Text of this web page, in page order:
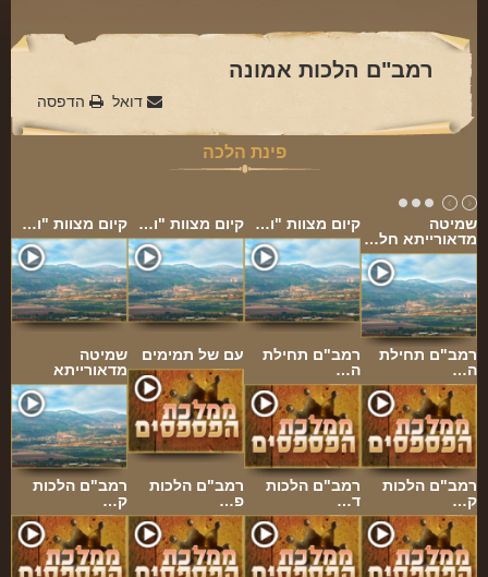
סיפורי הבעל שם טוב
הרב מיכי יוספי
ארכיון
תרומות
שאלות ותשובות
קבלת קהל
חנות ספרים
מאמרים
פרשת השבוע
מעגל השנה
רמב"ם הלכות אמונה
הדפסה דואל
פינת הלכה
קיום מצוות "ו… קיום מצוות "ו… קיום מצוות "ו…
שמיטה
מדאורייתא חל…
שמיטה
מדאורייתא
עם של תמימים
רמב"ם תחילת
ה…
רמב"ם תחילת
ה…
רמב"ם הלכות
ק…
רמב"ם הלכות
פ…
רמב"ם הלכות
ד…
רמב"ם הלכות
ק…